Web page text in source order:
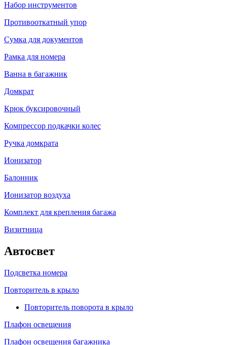
Набор инструментов
Противооткатный упор
Сумка для документов
Рамка для номера
Ванна в багажник
Домкрат
Крюк буксировочный
Компрессор подкачки колес
Ручка домкрата
Ионизатор
Балонник
Ионизатор воздуха
Комплект для крепления багажа
Визитница
Автосвет
Подсветка номера
Повторитель в крыло
Повторитель поворота в крыло
Плафон освещения
Плафон освещения багажника